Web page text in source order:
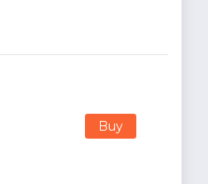
Buy